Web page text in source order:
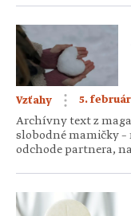
obľúbené miesta?
Čo je vašou úlohou
Vzťahy 5.
Archívny text z
slobodné mamičky
odchode partnera,
domácnosť, či sa
organizovať život
majú […]